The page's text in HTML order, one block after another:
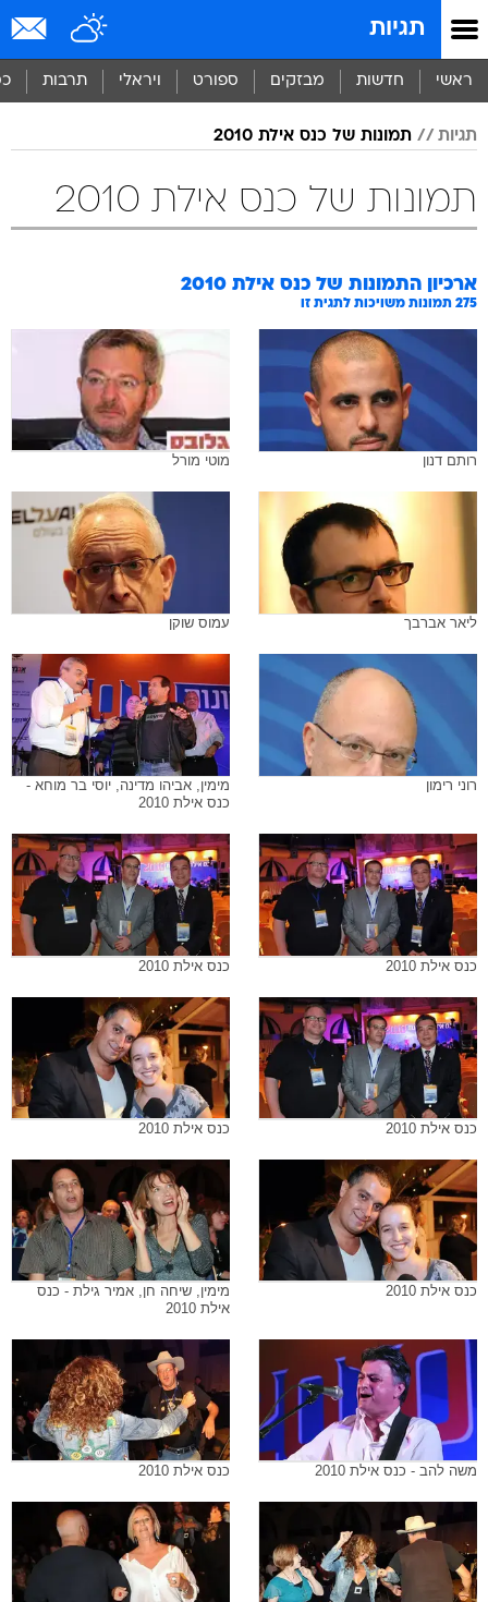
תגיות
ראשי חדשות מבזקים ספורט ויראלי תרבות
תגיות תמונות של כנס אילת 2010
תמונות של כנס אילת 2010
ארכיון התמונות של כנס אילת 2010
275 תמונות משויכות לתגית זו
רותם דנון מוטי מורל
ליאר אברבך עמוס שוקן
רוני רימון
מימין, אביהו מדינה, יוסי בר מוחא -
כנס אילת 2010
כנס אילת 2010 כנס אילת 2010
כנס אילת 2010 כנס אילת 2010
כנס אילת 2010
מימין, שיחה חן, אמיר גילת - כנס
אילת 2010
משה להב - כנס אילת 2010 כנס אילת 2010